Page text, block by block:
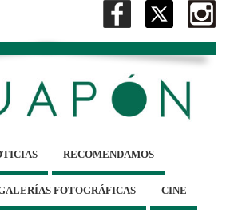
RECOMENDAMOS
FOTOGRÁFICAS CINE